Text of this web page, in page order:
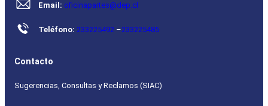
Email: oficinapartes@dep.cl
Teléfono: 233225492 –233225485
Contacto
Sugerencias, Consultas y Reclamos (SIAC)